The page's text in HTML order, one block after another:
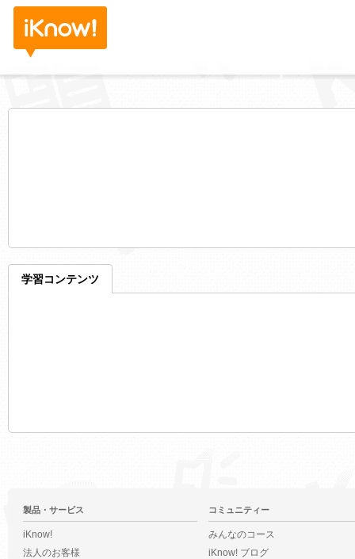
学習コンテンツ
製品・サービス
iKnow!
法人のお客様
コミュニティー
みんなのコース
iKnow! ブログ